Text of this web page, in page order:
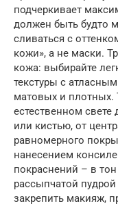
подчеркивает
должен быть будто
сливаться с
кожи», а не маски.
кожа: выбирайте
текстуры с
матовых и плотных.
естественном
или кистью, от
равномерного
нанесением
покраснений – в
рассыпчатой
закрепить макияж,